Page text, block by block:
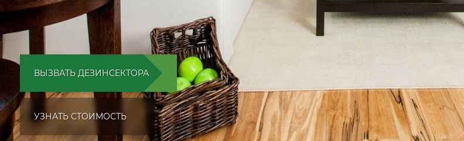
ВЫЗВАТЬ ДЕЗИНСЕКТОРА
УЗНАТЬ СТОИМОСТЬ